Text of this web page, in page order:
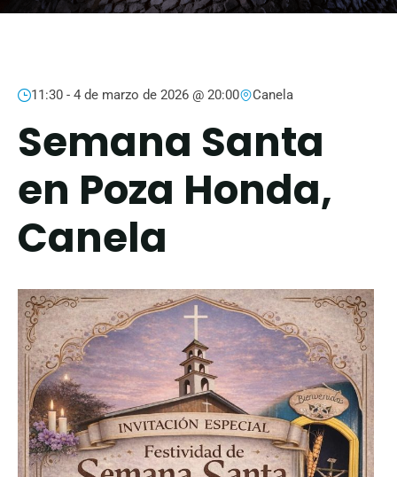
11:30 - 4 de marzo de 2026 @ 20:00 Canela
Semana Santa
en Poza Honda,
Canela